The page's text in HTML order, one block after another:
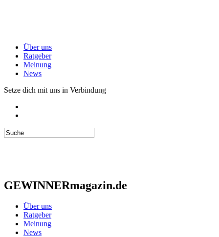
Über uns
Ratgeber
Meinung
News
Setze dich mit uns in Verbindung
GEWINNERmagazin.de
Über uns
Ratgeber
Meinung
News